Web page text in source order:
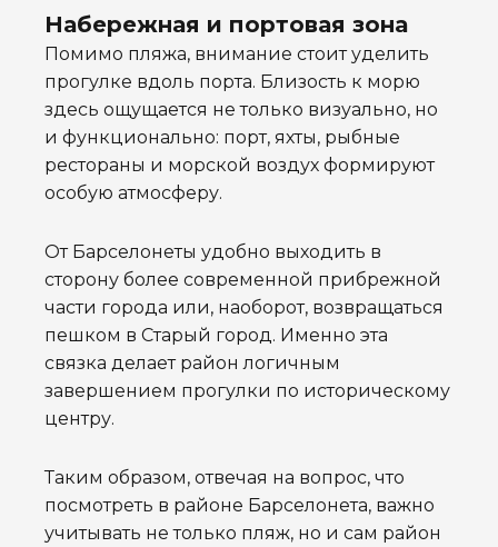
Набережная и портовая зона
Помимо пляжа, внимание стоит уделить
прогулке вдоль порта. Близость к морю
здесь ощущается не только визуально, но
и функционально: порт, яхты, рыбные
рестораны и морской воздух формируют
особую атмосферу.
От Барселонеты удобно выходить в
сторону более современной прибрежной
части города или, наоборот, возвращаться
пешком в Старый город. Именно эта
связка делает район логичным
завершением прогулки по историческому
центру.
Таким образом, отвечая на вопрос, что
посмотреть в районе Барселонета, важно
учитывать не только пляж, но и сам район